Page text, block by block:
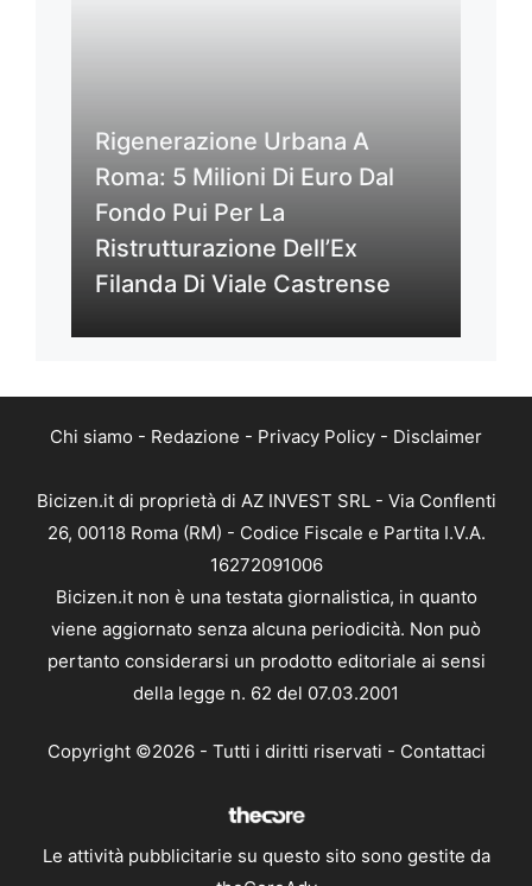
Rigenerazione Urbana A
Roma: 5 Milioni Di Euro Dal
Fondo Pui Per La
Ristrutturazione Dell’Ex
Filanda Di Viale Castrense
Chi siamo - Redazione - Privacy Policy - Disclaimer
Bicizen.it di proprietà di AZ INVEST SRL - Via Conflenti
26, 00118 Roma (RM) - Codice Fiscale e Partita I.V.A.
16272091006
Bicizen.it non è una testata giornalistica, in quanto
viene aggiornato senza alcuna periodicità. Non può
pertanto considerarsi un prodotto editoriale ai sensi
della legge n. 62 del 07.03.2001
Copyright ©2026 - Tutti i diritti riservati - Contattaci
Le attività pubblicitarie su questo sito sono gestite da